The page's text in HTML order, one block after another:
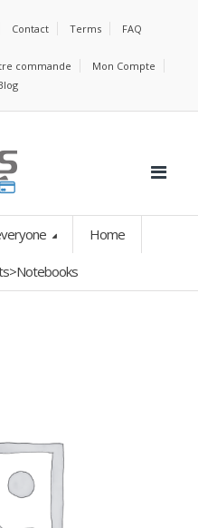
Contact Terms FAQ
commande
Mon Compte
Home